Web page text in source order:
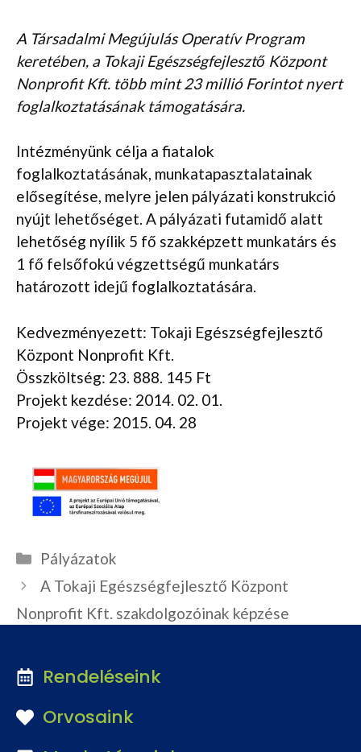
A Társadalmi Megújulás Operatív Program
keretében, a Tokaji Egészségfejlesztő Központ
Nonprofit Kft. több mint 23 millió Forintot nyert
foglalkoztatásának támogatására.
Intézményünk célja a fiatalok
foglalkoztatásának, munkatapasztalatainak
elősegítése, melyre jelen pályázati konstrukció
nyújt lehetőséget. A pályázati futamidő alatt
lehetőség nyílik 5 fő szakképzett munkatárs és
1 fő felsőfokú végzettségű munkatárs
határozott idejű foglalkoztatására.
Kedvezményezett: Tokaji Egészségfejlesztő
Központ Nonprofit Kft.
Összköltség: 23. 888. 145 Ft
Projekt kezdése: 2014. 02. 01.
Projekt vége: 2015. 04. 28
Kategória
Pályázatok
A Tokaji Egészségfejlesztő Központ
Nonprofit Kft. szakdolgozóinak képzése
Rendeléseink
Orvosaink